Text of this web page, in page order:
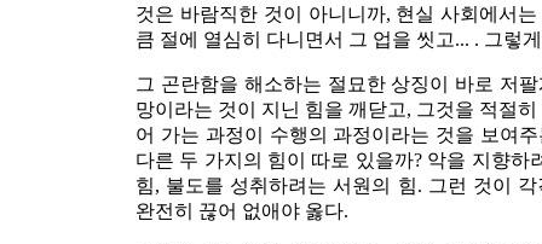
것은 바람직한 것이 아니니까, 현실 사회에서
큼 절에 열심히 다니면서 그 업을 씻고... . 그렇
그 곤란함을 해소하는 절묘한 상징이 바로 저
망이라는 것이 지닌 힘을 깨닫고, 그것을 적절
어 가는 과정이 수행의 과정이라는 것을 보여
다른 두 가지의 힘이 따로 있을까? 악을 지향
힘, 불도를 성취하려는 서원의 힘. 그런 것이
완전히 끊어 없애야 옳다.